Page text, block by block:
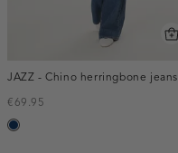
JAZZ - Chino herringbone jeans
€69.95
blauw,